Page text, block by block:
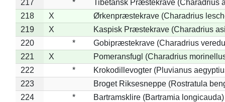
217 *
Tibetansk Præstekrave (Charadrius
218
X
Ørkenpræstekrave (Charadrius
219
X
Kaspisk Præstekrave (Charadrius
220
*
Gobipræstekrave (Charadrius
221
X
Pomeransfugl (Charadrius
222
*
Krokodillevogter (Pluvianus
223
Broget Riksesneppe (Rostratula
224
*
Bartramsklire (Bartramia longicauda)